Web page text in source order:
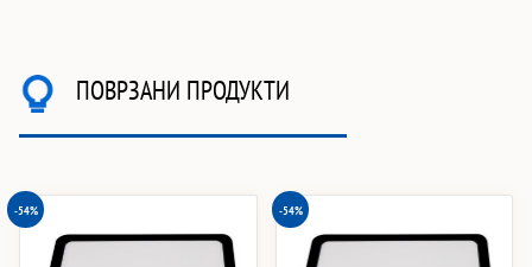
ПОВРЗАНИ ПРОДУКТИ
-54% -54%